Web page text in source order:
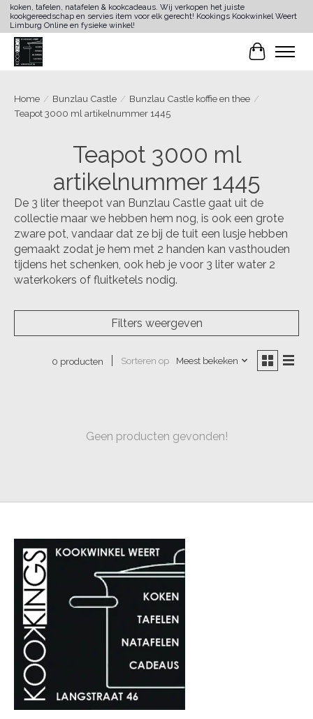
koken, tafelen, natafelen & kookcadeaus. Wij verkopen het juiste
kookgereedschap en servies item voor elk gerecht! Kookings Kookwinkel Weert
Limburg Online en fysieke winkel!
Home / Bunzlau Castle / Bunzlau Castle koffie en thee /
Teapot 3000 ml artikelnummer 1445
Teapot 3000 ml
artikelnummer 1445
De 3 liter theepot van Bunzlau Castle gaat uit de
collectie maar we hebben hem nog, is ook een grote
zware pot, vandaar dat ze bij de tuit een lusje hebben
gemaakt zodat je hem met 2 handen kan vasthouden
tijdens het schenken, ook heb je voor 3 liter water 2
waterkokers of fluitketels nodig.
Filters weergeven
0 producten Sorteren op Meest bekeken
Geen producten gevonden!